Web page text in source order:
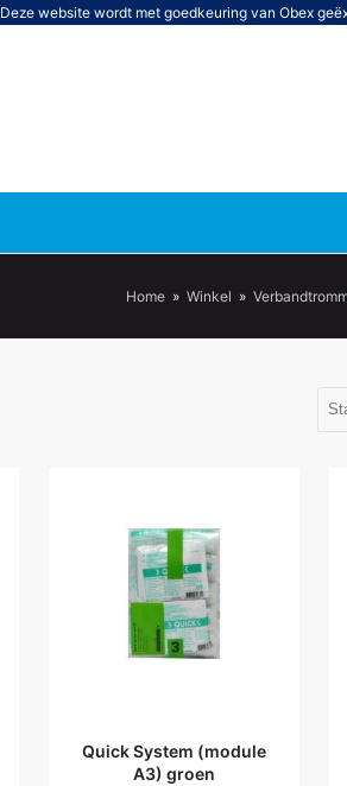
Deze website wordt met goedkeuring van Obex
Home » Winkel »
Quick System (module
A3) groen